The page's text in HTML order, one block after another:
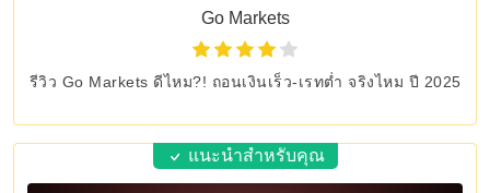
Go Markets
รีวิว Go Markets ดีไหม?! ถอนเงินเร็ว-เรทต่ำ จริงไหม ปี 2025
แนะนำสำหรับคุณ